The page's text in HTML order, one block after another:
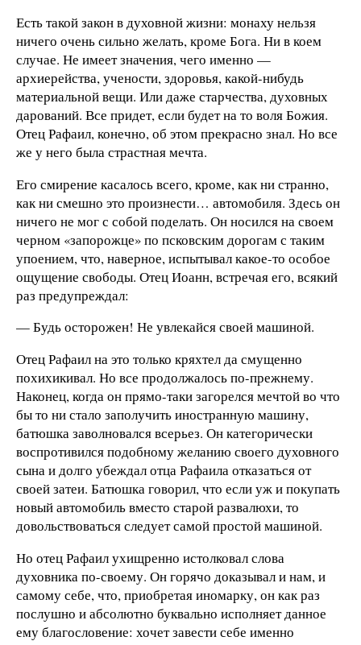
Есть такой закон в духовной жизни: монаху нельзя
ничего очень сильно желать, кроме Бога. Ни в коем
случае. Не имеет значения, чего именно —
архиерейства, учености, здоровья, какой-нибудь
материальной вещи. Или даже старчества, духовных
дарований. Все придет, если будет на то воля Божия.
Отец Рафаил, конечно, об этом прекрасно знал. Но все
же у него была страстная мечта.
Его смирение касалось всего, кроме, как ни странно,
как ни смешно это произнести… автомобиля. Здесь он
ничего не мог с собой поделать. Он носился на своем
черном «запорожце» по псковским дорогам с таким
упоением, что, наверное, испытывал какое-то особое
ощущение свободы. Отец Иоанн, встречая его, всякий
раз предупреждал:
— Будь осторожен! Не увлекайся своей машиной.
Отец Рафаил на это только кряхтел да смущенно
похихикивал. Но все продолжалось по-прежнему.
Наконец, когда он прямо-таки загорелся мечтой во что
бы то ни стало заполучить иностранную машину,
батюшка заволновался всерьез. Он категорически
воспротивился подобному желанию своего духовного
сына и долго убеждал отца Рафаила отказаться от
своей затеи. Батюшка говорил, что если уж и покупать
новый автомобиль вместо старой развалюхи, то
довольствоваться следует самой простой машиной.
Но отец Рафаил ухищренно истолковал слова
духовника по-своему. Он горячо доказывал и нам, и
самому себе, что, приобретая иномарку, он как раз
послушно и абсолютно буквально исполняет данное
ему благословение: хочет завести себе именно